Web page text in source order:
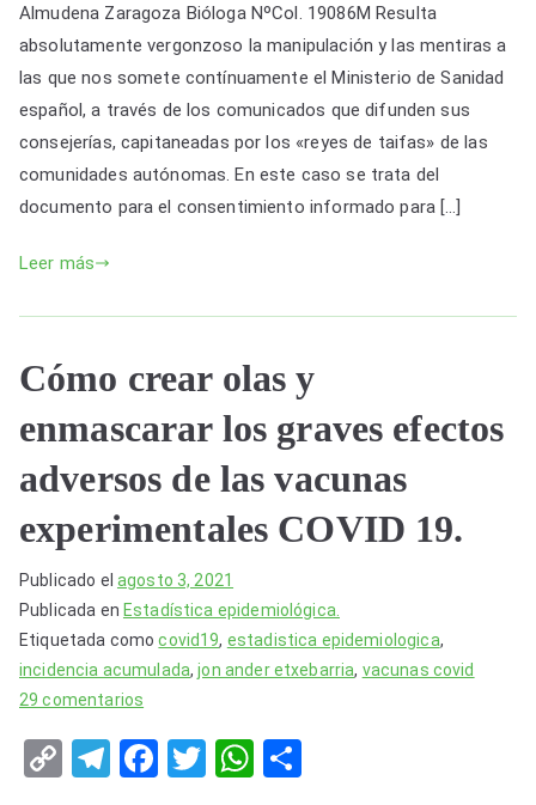
los
documentos
para
el
consentimiento
difundidos
las
de
sanidad
españolas.
p
y
Li
n
k
e
gr
a
m
c
e
b
o
o
k
tt
er
at
s
A
p
p
ar
e
Almudena Zaragoza Bióloga NºCol. 19086M Resulta
absolutamente vergonzoso la manipulación y las mentiras a
las que nos somete contínuamente el Ministerio de Sanidad
español, a través de los comunicados que difunden sus
consejerías, capitaneadas por los «reyes de taifas» de las
comunidades autónomas. En este caso se trata del
documento para el consentimiento informado para […]
Leer más
Cómo crear olas y
enmascarar los graves efectos
adversos de las vacunas
experimentales COVID 19.
Publicado el agosto 3, 2021
Publicada en Estadística epidemiológica.
Etiquetada comocovid19, estadistica epidemiologica,
incidencia acumulada,jon ander etxebarria, vacunas covid
29 comentarios
crear
C
T
F
T
W